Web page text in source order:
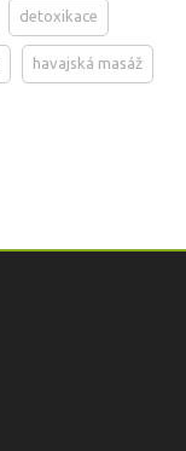
detoxikace
havajská masáž